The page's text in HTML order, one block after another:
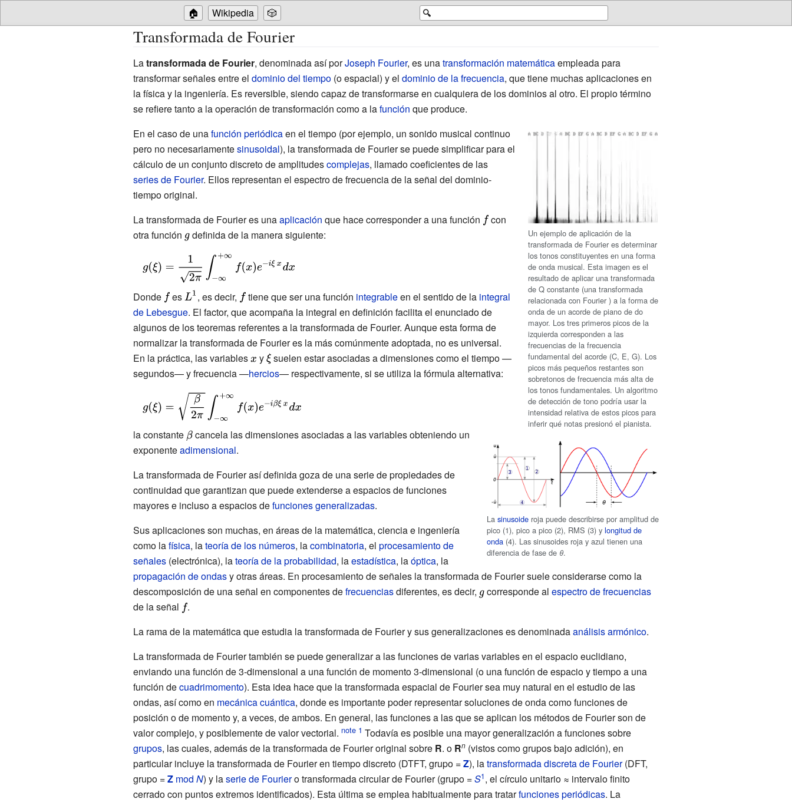
🔍
🏠 Wikipedia 🎲
Transformada de Fourier
Latransformada de Fourier, denominada así porJoseph Fourier, es unatransformación matemáticaempleada para
transformar señales entre el dominio del tiempo(o espacial) y el dominio de la frecuencia, que tiene muchas aplicaciones en
la física y la ingeniería. Es reversible, siendo capaz de transformarse en cualquiera de los dominios al otro. El propio término
se refiere tanto a la operación de transformación comoa lafunción que produce.
Un ejemplo de aplicación de la
transformada de Fourier es determinar
los tonos constituyentes en una forma
de onda musical. Esta imagen es el
resultado de aplicar una transformada
de Q constante (una transformada
relacionada con Fourier ) a la forma de
onda de un acorde de piano de do
mayor. Los tres primeros picos de la
izquierda corresponden a las
frecuencias de la frecuencia
fundamental del acorde (C, E, G). Los
picos más pequeños restantes son
sobretonos de frecuencia más alta de
los tonos fundamentales. Un algoritmo
de detección de tono podría usar la
intensidad relativa de estos picos para
inferir qué notas presionó el pianista.
Lasinusoide roja puede describirse por amplitud de
pico (1), pico a pico (2), RMS (3) ylongitud de
onda (4). Las sinusoides roja y azul tienen una
diferencia de fase de θ.
En el caso de unafunción periódicaen el tiempo (por ejemplo, un sonido musical continuo
pero no necesariamentesinusoidal), la transformada de Fourier se puede simplificar para el
cálculo de un conjunto discreto de amplitudescomplejas, llamado coeficientes de las
series de Fourier. Ellos representan el espectro de frecuencia de la señal del dominio-
tiempo original.
La transformada de Fourier es unaaplicación que hace corresponder a una función {\displaystyle
con
otra función {\displaystyle
definida de la manera siguiente:
{\displaystyle
g(\xi )={\frac
{1}{\sqrt {2\pi
}}}\int _{-\infty
}^{+\infty
}f(x)e^{-i\xi
Donde {\displaystyle
f}
es{\displaystyle
\displaystyle
{L^{1}}}
, es decir, {\displaystyle
f}
tiene que ser una función integrableen el sentido de la integral
de Lebesgue. El factor, que acompaña la integral en definición facilita el enunciado de
algunos de los teoremas referentes a la transformada de Fourier. Aunque esta forma de
normalizar la transformada de Fourier es la más comúnmente adoptada, no es universal.
En la práctica, las variables{\displaystyle
x}
y{\displaystyle
\xi }
suelen estar asociadas a dimensiones como el tiempo —
segundos— y frecuencia —hercios— respectivamente, si se utiliza la fórmula alternativa:
{\displaystyle
g(\xi )={\sqrt
{\frac {\beta }
{2\pi }}}\int
_{-\infty
}^{+\infty
}f(x)e^{-i\beta
\xi \,x}dx}
la constante {\displaystyle
\beta }
cancela las dimensiones asociadas a las variables obteniendo un
exponenteadimensional.
La transformada de Fourier así definida goza de una serie de propiedades de
continuidad que garantizan que puede extenderse a espacios de funciones
mayores e incluso a espacios defunciones generalizadas.
Sus aplicaciones son muchas, en áreas de la matemática, ciencia e ingeniería
como lafísica, lateoría de los números, lacombinatoria, el procesamiento de
señales(electrónica), lateoría de la probabilidad, laestadística, laóptica, la
propagación de ondasy otras áreas. En procesamiento de señales la transformada de Fourier suele considerarse como la
descomposición de una señal en componentes defrecuenciasdiferentes, es decir, {\displaystyle
corresponde al espectro de frecuencias
de la señal {\displaystyle
.
La rama de la matemática que estudia la transformada de Fourier y sus generalizaciones es denominadaanálisis armónico.
La transformada de Fourier también se puede generalizar a las funciones de varias variables en el espacio euclidiano,
enviando una función de3-dimensional a una función de momento3-dimensional (o una función de espacio y tiempo a una
función decuadrimomento). Esta idea hace que la transformada espacial de Fourier sea muy natural en el estudio de las
ondas, así como en mecánica cuántica, donde es importante poder representar soluciones de onda como funciones de
posición o de momento y, a veces, de ambos. En general, las funciones a las que se aplican los métodos de Fourier son de
valor complejo, y posiblementede valor vectorial.
Todavía es posible una mayor generalización a funciones sobre
grupos, las cuales, además de la transformada de Fourier original sobre R. o Rn(vistos como grupos bajo adición), en
particular incluye latransformada de Fourier en tiempo discreto(DTFT, grupo =Z), latransformada discreta de Fourier(DFT,
grupo =Zmod N) y laserie de Fouriero transformada circular de Fourier (grupo =S1, el círculo unitario ≈ intervalo finito
cerrado con puntos extremos identificados). Esta última se emplea habitualmente para tratarfunciones periódicas. La